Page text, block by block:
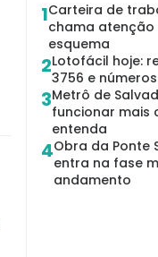
1Carteira de
chama atenção
esquema
2Lotofácil hoje:
3756 e
3Metrô de
funcionar mais
entenda
4Obra da Ponte
entra na fase
andamento